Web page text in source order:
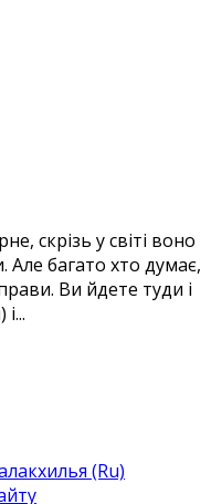
скрізь у світі воно
багато хто думає,
Ви йдете туди і
(Ru)